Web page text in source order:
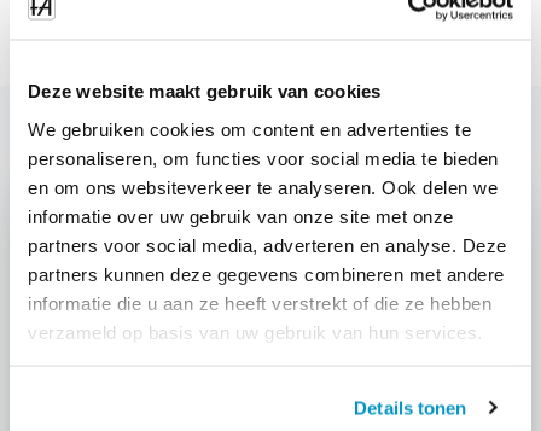
Deze website maakt gebruik van cookies
We gebruiken cookies om content en advertenties te
personaliseren, om functies voor social media te bieden
en om ons websiteverkeer te analyseren. Ook delen we
informatie over uw gebruik van onze site met onze
partners voor social media, adverteren en analyse. Deze
partners kunnen deze gegevens combineren met andere
informatie die u aan ze heeft verstrekt of die ze hebben
verzameld op basis van uw gebruik van hun services.
Details tonen
Interested in: "Rešitev za pametne
vhode"?